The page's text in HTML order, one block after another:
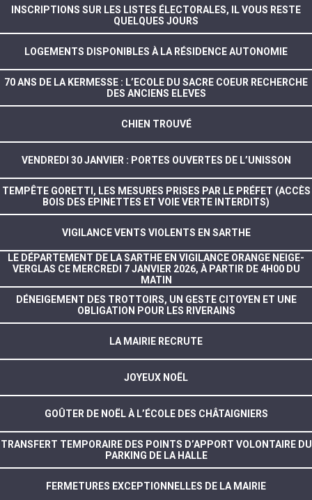
INSCRIPTIONS SUR LES LISTES ÉLECTORALES, IL VOUS RESTE
QUELQUES JOURS
LOGEMENTS DISPONIBLES À LA RÉSIDENCE AUTONOMIE
70 ANS DE LA KERMESSE : L’ECOLE DU SACRE COEUR RECHERCHE
DES ANCIENS ELEVES
CHIEN TROUVÉ
VENDREDI 30 JANVIER : PORTES OUVERTES DE L’UNISSON
TEMPÊTE GORETTI, LES MESURES PRISES PAR LE PRÉFET (ACCÈS
BOIS DES EPINETTES ET VOIE VERTE INTERDITS)
VIGILANCE VENTS VIOLENTS EN SARTHE
LE DÉPARTEMENT DE LA SARTHE EN VIGILANCE ORANGE NEIGE-
VERGLAS CE MERCREDI 7 JANVIER 2026, À PARTIR DE 4H00 DU
MATIN
DÉNEIGEMENT DES TROTTOIRS, UN GESTE CITOYEN ET UNE
OBLIGATION POUR LES RIVERAINS
LA MAIRIE RECRUTE
JOYEUX NOËL
GOÛTER DE NOËL À L’ÉCOLE DES CHÂTAIGNIERS
TRANSFERT TEMPORAIRE DES POINTS D’APPORT VOLONTAIRE DU
PARKING DE LA HALLE
FERMETURES EXCEPTIONNELLES DE LA MAIRIE